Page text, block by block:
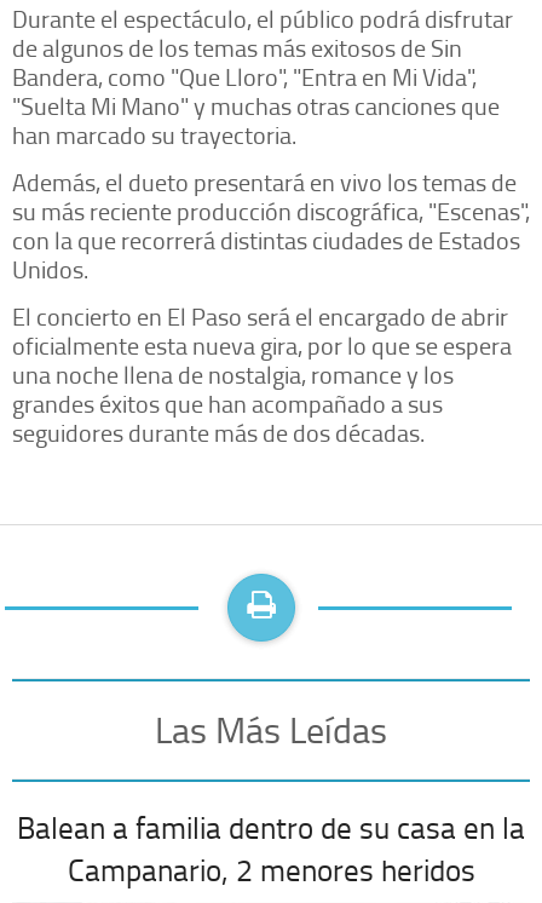
Durante el espectáculo, el público podrá disfrutar
de algunos de los temas más exitosos de Sin
Bandera, como "Que Lloro", "Entra en Mi Vida",
"Suelta Mi Mano" y muchas otras canciones que
han marcado su trayectoria.
Además, el dueto presentará en vivo los temas de
su más reciente producción discográfica, "Escenas",
con la que recorrerá distintas ciudades de Estados
Unidos.
El concierto en El Paso será el encargado de abrir
oficialmente esta nueva gira, por lo que se espera
una noche llena de nostalgia, romance y los
grandes éxitos que han acompañado a sus
seguidores durante más de dos décadas.
Las Más Leídas
Balean a familia dentro de su casa en la
Campanario, 2 menores heridos